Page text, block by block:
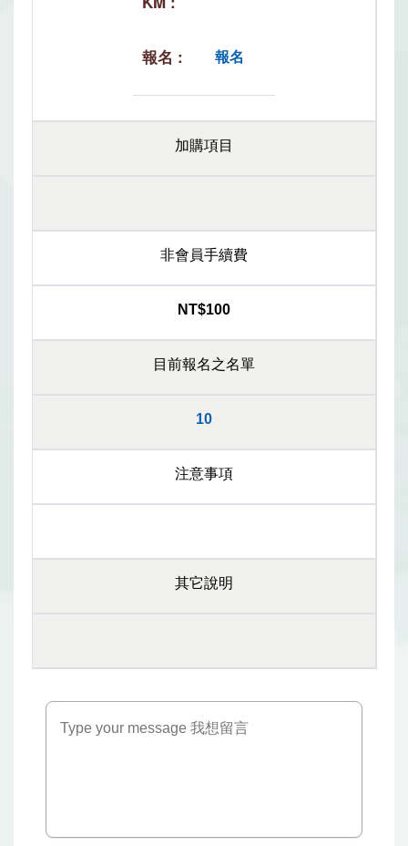
報名
加購項目
非會員手續費
NT$100
目前報名之名單
10
注意事項
其它說明